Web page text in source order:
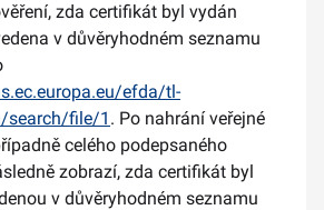
zda certifikát byl vydán
v důvěryhodném seznamu
efda/tl-
search/file/1 . Po nahrání veřejné
celého podepsaného
zobrazí, zda certifikát byl
v důvěryhodném seznamu